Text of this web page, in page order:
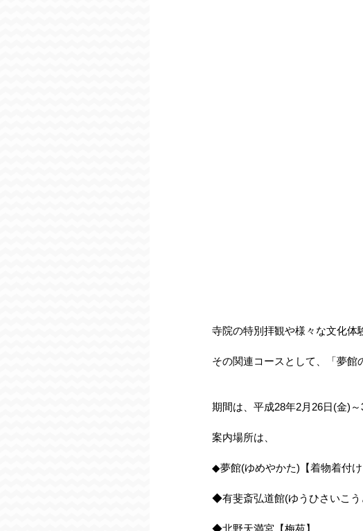
寺院の特別拝観や様々な文化体
その関連コースとして、「夢館
期間は、平成28年2月26日(金)
案内場所は、
◆夢館(ゆめやかた)【着物着付け
◆有斐斎弘道館(ゆうひさいこう
◆北野天満宮【梅苑】